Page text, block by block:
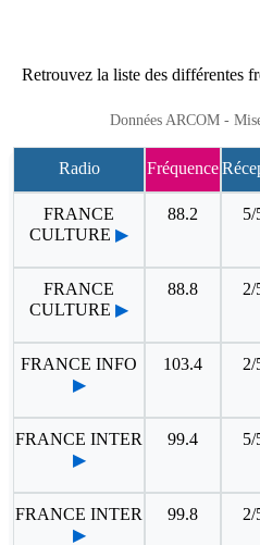
Retrouvez la liste des différentes
Données ARCOM -
Radio Fréquence
FRANCE
CULTURE ▶
88.2 5/
FRANCE
CULTURE ▶
88.8 2/
FRANCE INFO
▶
103.4 2/
FRANCE INTER
▶
99.4 5/
FRANCE INTER
▶
99.8 2/